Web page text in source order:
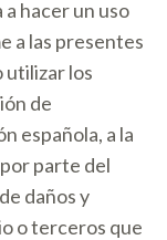
hacer un uso
a las presentes
utilizar los
de
española, a la
parte del
daños y
o terceros que